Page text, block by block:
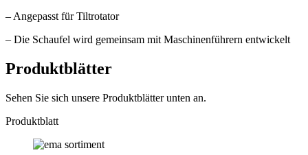
– Angepasst für Tiltrotator
– Die Schaufel wird gemeinsam mit Maschinenführern entwickelt
Produktblätter
Sehen Sie sich unsere Produktblätter unten an.
Produktblatt